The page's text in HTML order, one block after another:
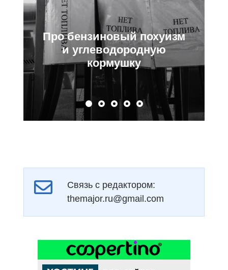
Про бензиновый похуизм
и углеводородную
кормушку
Связь с редактором:
themajor.ru@gmail.com